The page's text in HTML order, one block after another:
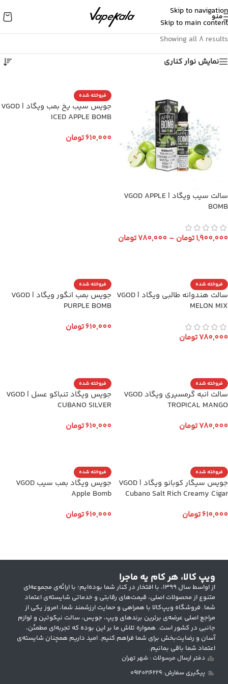
Skip to navigation
Skip to main content
منو
Showing all 8 results
نمایش نوار کناری
سالت سیب ویگاد | VGOD APPLE
BOMB
1,900,000تومان –
780,000تومان
فروخته شده
جویس سیب یخ بمب ویگاد | VGOD
ICED APPLE BOMB
610,000تومان
فروخته شده
سالت هندوانه طالبی ویگاد | VGOD
MELON MIX
780,000تومان
فروخته شده
جویس بمب انگور ویگاد | VGOD
PURPLE BOMB
610,000تومان
فروخته شده
سالت انبه گرمسیری ویگاد VGOD
TROPICAL MANGO
780,000تومان
فروخته شده
جویس ویگاد تنباکو عسل | VGOD
CUBANO SILVER
610,000تومان
فروخته شده
جویس سیگار کوبانو ویگاد | VGOD
Cubano Salt Rich Creamy Cigar
610,000تومان
فروخته شده
جویس ویگاد بمب سیب VGOD
Apple Bomb
610,000تومان
ویپ کالا، هر کام یه ماجرا
از اواسط سال ۱۳۹۹، با افتخار در کنار شما بوده‌ایم؛ با ارائه‌ی مجموعه‌ای
متنوع از محصولات اصلی، قیمت‌های رقابتی و خدماتی شایسته‌ی اعتماد
شما. فروشگاه ویپ‌کالا با همراهی و حمایت ارزشمند شما، امروز یکی از
مراجع اصلی عرضه‌ی برترین برندهای ویپ، جویس، سالت نیکوتین و لوازم
جانبی در کشور است. همواره تلاش ما بر این بوده که تجربه‌ای مطمئن،
آسان و رضایت‌بخش برای شما فراهم کنیم. امید داریم همچنان شایسته‌ی
اعتماد شما باقی بمانیم.
دفتر ارسال مرسولات : شهر تهران
پیگیری سفارش: 09120216229